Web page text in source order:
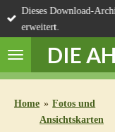
Zum
Hauptinhalt
springenDIE
Dieses Download-
erweitert.
Home » Fotos und
Ansichtskarten